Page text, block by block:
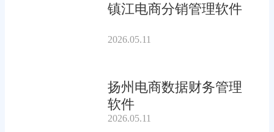
镇江电商分销管理软件
2026.05.11
扬州电商数据财务管理
软件
2026.05.11